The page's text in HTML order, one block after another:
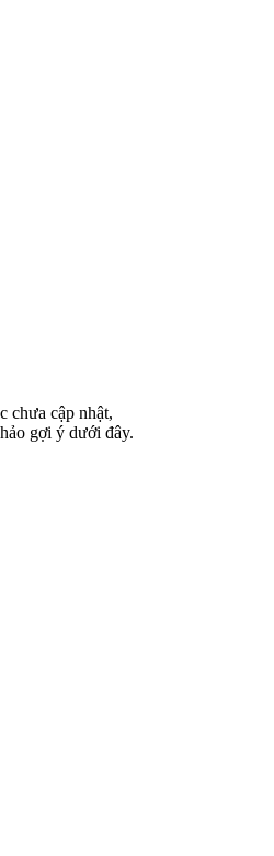
chưa cập nhật,
gợi ý dưới đây.